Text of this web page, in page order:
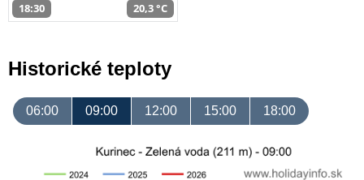
18:30 20,3 °C
Historické teploty
06:00 09:00 12:00 15:00 18:00